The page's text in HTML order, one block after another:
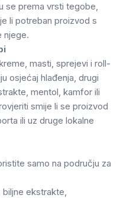
se prema vrsti tegobe,
li potreban proizvod s
njege.
masti, sprejevi i roll-
osjećaj hlađenja, drugi
mentol, kamfor ili
smije li se proizvod
ili uz druge lokalne
samo na području za
ekstrakte,